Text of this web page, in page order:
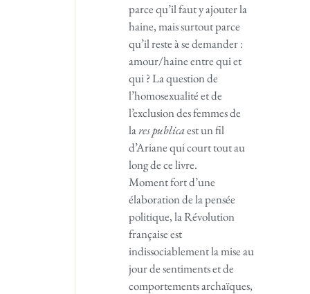
parce qu’il faut y ajouter la
haine, mais surtout parce
qu’il reste à se demander :
amour/haine entre qui et
qui ? La question de
l’homosexualité et de
l’exclusion des femmes de
lares publicaest un fil
d’Ariane qui court tout au
long de ce livre.
Moment fort d’une
élaboration de la pensée
politique, la Révolution
française est
indissociablement la mise au
jour de sentiments et de
comportements archaïques,